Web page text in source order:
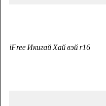
iFree Икигай Хай вэй r16